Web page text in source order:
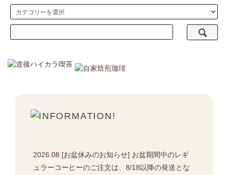
2026.08 [お盆休みのお知らせ] お盆期間中のレギ
ュラーコーヒーのご注文は、8/18以降の発送とな